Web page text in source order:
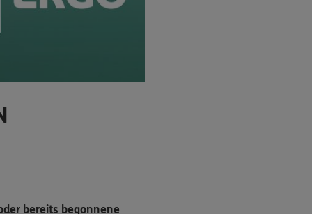
bereits begonnene